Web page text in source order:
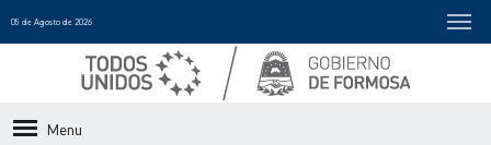
05 de Agosto de 2026
Menu